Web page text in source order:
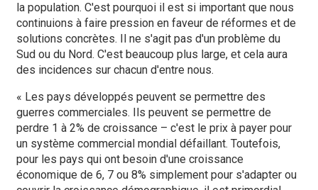
la population. C'est pourquoi il est si important que nous
continuions à faire pression en faveur de réformes et de
solutions concrètes. Il ne s'agit pas d'un problème du
Sud ou du Nord. C'est beaucoup plus large, et cela aura
des incidences sur chacun d'entre nous.
« Les pays développés peuvent se permettre des
guerres commerciales. Ils peuvent se permettre de
perdre 1 à 2% de croissance – c'est le prix à payer pour
un système commercial mondial défaillant. Toutefois,
pour les pays qui ont besoin d'une croissance
économique de 6, 7 ou 8% simplement pour s'adapter ou